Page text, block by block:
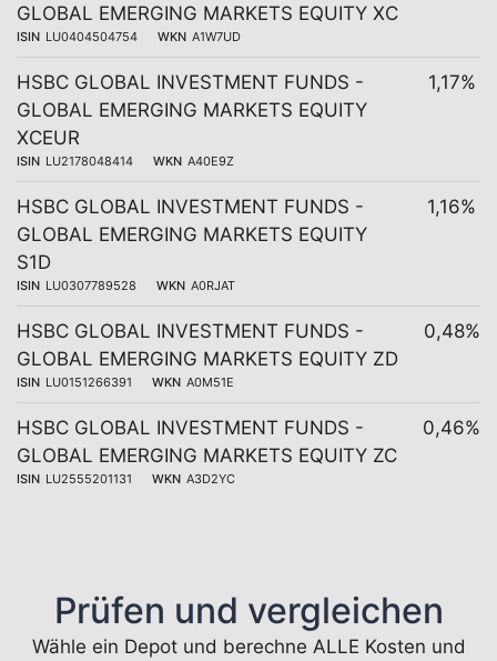
GLOBAL EMERGING MARKETS EQUITY XC
ISIN LU0404504754 WKN A1W7UD
HSBC GLOBAL INVESTMENT FUNDS -
GLOBAL EMERGING MARKETS EQUITY
XCEUR
ISIN LU2178048414 WKN A40E9Z
1,17%
HSBC GLOBAL INVESTMENT FUNDS -
GLOBAL EMERGING MARKETS EQUITY
S1D
ISIN LU0307789528 WKN A0RJAT
1,16%
HSBC GLOBAL INVESTMENT FUNDS -
GLOBAL EMERGING MARKETS EQUITY ZD
ISIN LU0151266391 WKN A0M51E
0,48%
HSBC GLOBAL INVESTMENT FUNDS -
GLOBAL EMERGING MARKETS EQUITY ZC
ISIN LU2555201131 WKN A3D2YC
0,46%
Prüfen und vergleichen
Wähle ein Depot und berechne ALLE Kosten und